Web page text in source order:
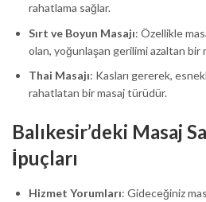
rahatlama sağlar.
Sırt ve Boyun Masajı: Özellikle
olan, yoğunlaşan gerilimi azaltan bir
Thai Masajı: Kasları gererek,
rahatlatan bir masaj türüdür.
Balıkesir’deki Masaj
İpuçları
Hizmet Yorumları: Gideceğiniz